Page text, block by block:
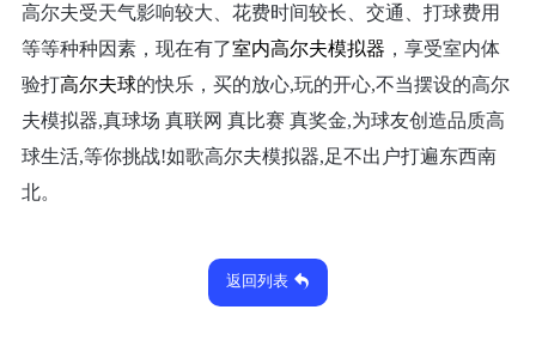
高尔夫受天气影响较大、花费时间较长、交通、打球费用
等等种种因素，现在有了室内高尔夫模拟器 ， 享受室内体
验打高尔夫球的快乐，买的放心,玩的开心,不当摆设的高尔
夫模拟器,真球场 真联网 真比赛 真奖金,为球友创造品质高
球生活,等你挑战!如歌高尔夫模拟器,足不出户打遍东西南
北。
返回列表